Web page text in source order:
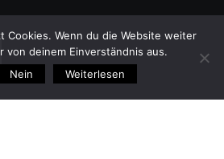
Cookies. Wenn du die Website weiter
von deinem Einverständnis aus.
Nein Weiterlesen